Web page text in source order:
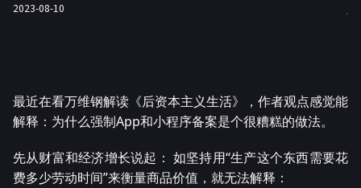
2023-08-10
最近在看万维钢解读《后资本主义生活》，作者观点感觉能
解释：为什么强制App和小程序备案是个很糟糕的做法。
先从财富和经济增长说起： 如坚持用“生产这个东西需要花
费多少劳动时间”来衡量商品价值，就无法解释：